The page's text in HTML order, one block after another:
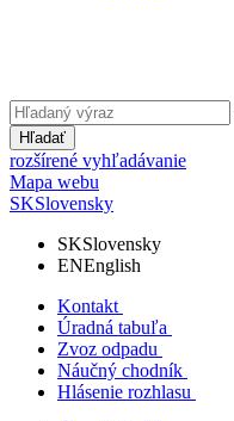
Hľadať
rozšírené vyhľadávanie
Mapa webu
SKSlovensky
SKSlovensky
ENEnglish
Kontakt
Úradná tabuľa
Zvoz odpadu
Náučný chodník
Hlásenie rozhlasu